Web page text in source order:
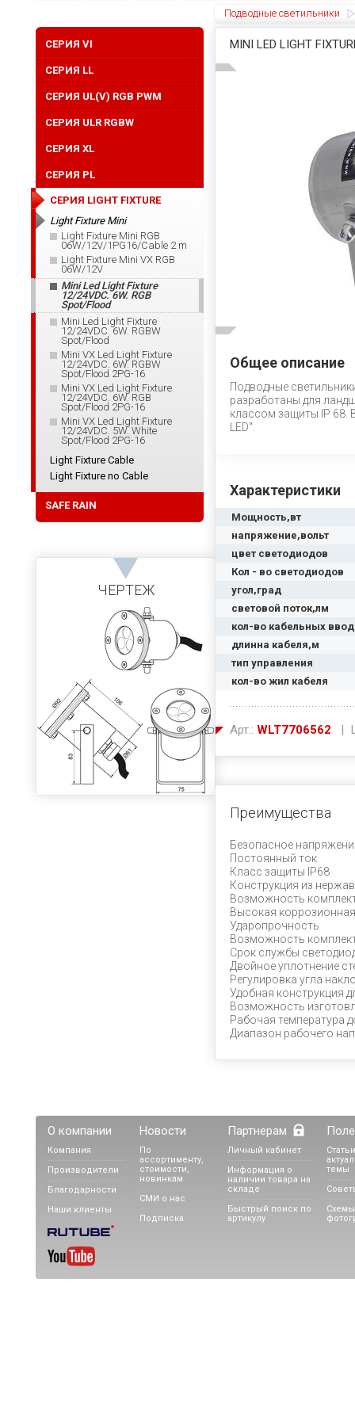
Подводные светильники
MINI LED LIGHT
Общее описание
Подводные
разработаны для
классом защиты IP 68.
LED".
Характеристики
Мощность,вт
напряжение,вольт
цвет светодиодов
Кол - во светодиодов
угол,град
световой поток,лм
кол-во кабельных
длинна кабеля,м
тип управления
кол-во жил кабеля
Арт.: WLT7706562 |
Преимущества
Безопасное
Постоянный ток
Класс защиты IP68
Конструкция из
Возможность
Высокая
Ударопрочность
Возможность
Срок службы
Двойное уплотнение
Регулировка угла
Удобная конструкция
Возможность
Рабочая температура
Диапазон рабочего
CЕРИЯ VI
СЕРИЯ LL
СЕРИЯ UL(V) RGB PWM
СЕРИЯ ULR RGBW
CЕРИЯ XL
СЕРИЯ PL
СЕРИЯ LIGHT FIXTURE
Light Fixture Mini
Light Fixture Mini RGB
06W/12V/1PG16/Cable 2 m
Light Fixture Mini VX RGB
06W/12V
Mini Led Light Fixture
12/24VDC. 6W. RGB
Spot/Flood
Mini Led Light Fixture
12/24VDC. 6W. RGBW
Spot/Flood
Mini VX Led Light Fixture
12/24VDC. 6W. RGBW
Spot/Flood 2PG-16
Mini VX Led Light Fixture
12/24VDC. 6W. RGB
Spot/Flood 2PG-16
Mini VX Led Light Fixture
12/24VDC. 5W. White
Spot/Flood 2PG-16
Light Fixture Cable
Light Fixture no Cable
SAFE RAIN
ЧЕРТЕЖ
О компании
Компания
Производители
Благодарности
Наши клиенты
Новости
По
ассортименту,
стоимости,
новинкам
СМИ о нас
Подписка
Партнерам
Личный кабинет
Информация о
наличии товара на
складе
Быстрый поиск по
артикулу
темы